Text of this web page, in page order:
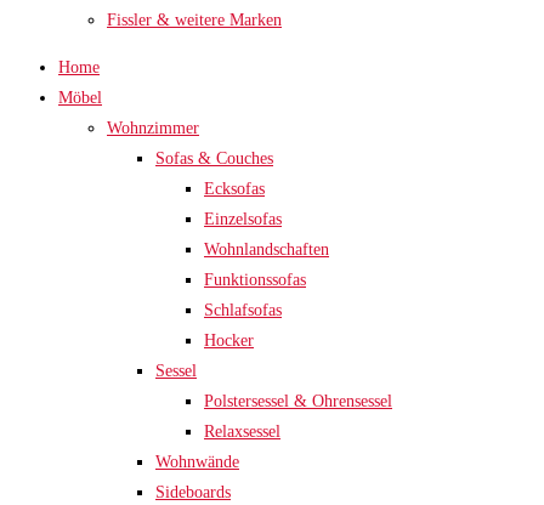
Fissler & weitere Marken
Home
Möbel
Wohnzimmer
Sofas & Couches
Ecksofas
Einzelsofas
Wohnlandschaften
Funktionssofas
Schlafsofas
Hocker
Sessel
Polstersessel & Ohrensessel
Relaxsessel
Wohnwände
Sideboards